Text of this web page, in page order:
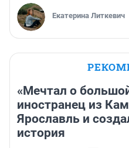
Екатерина Литкевич
«Мечтал о
иностранец из
Ярославль и
история